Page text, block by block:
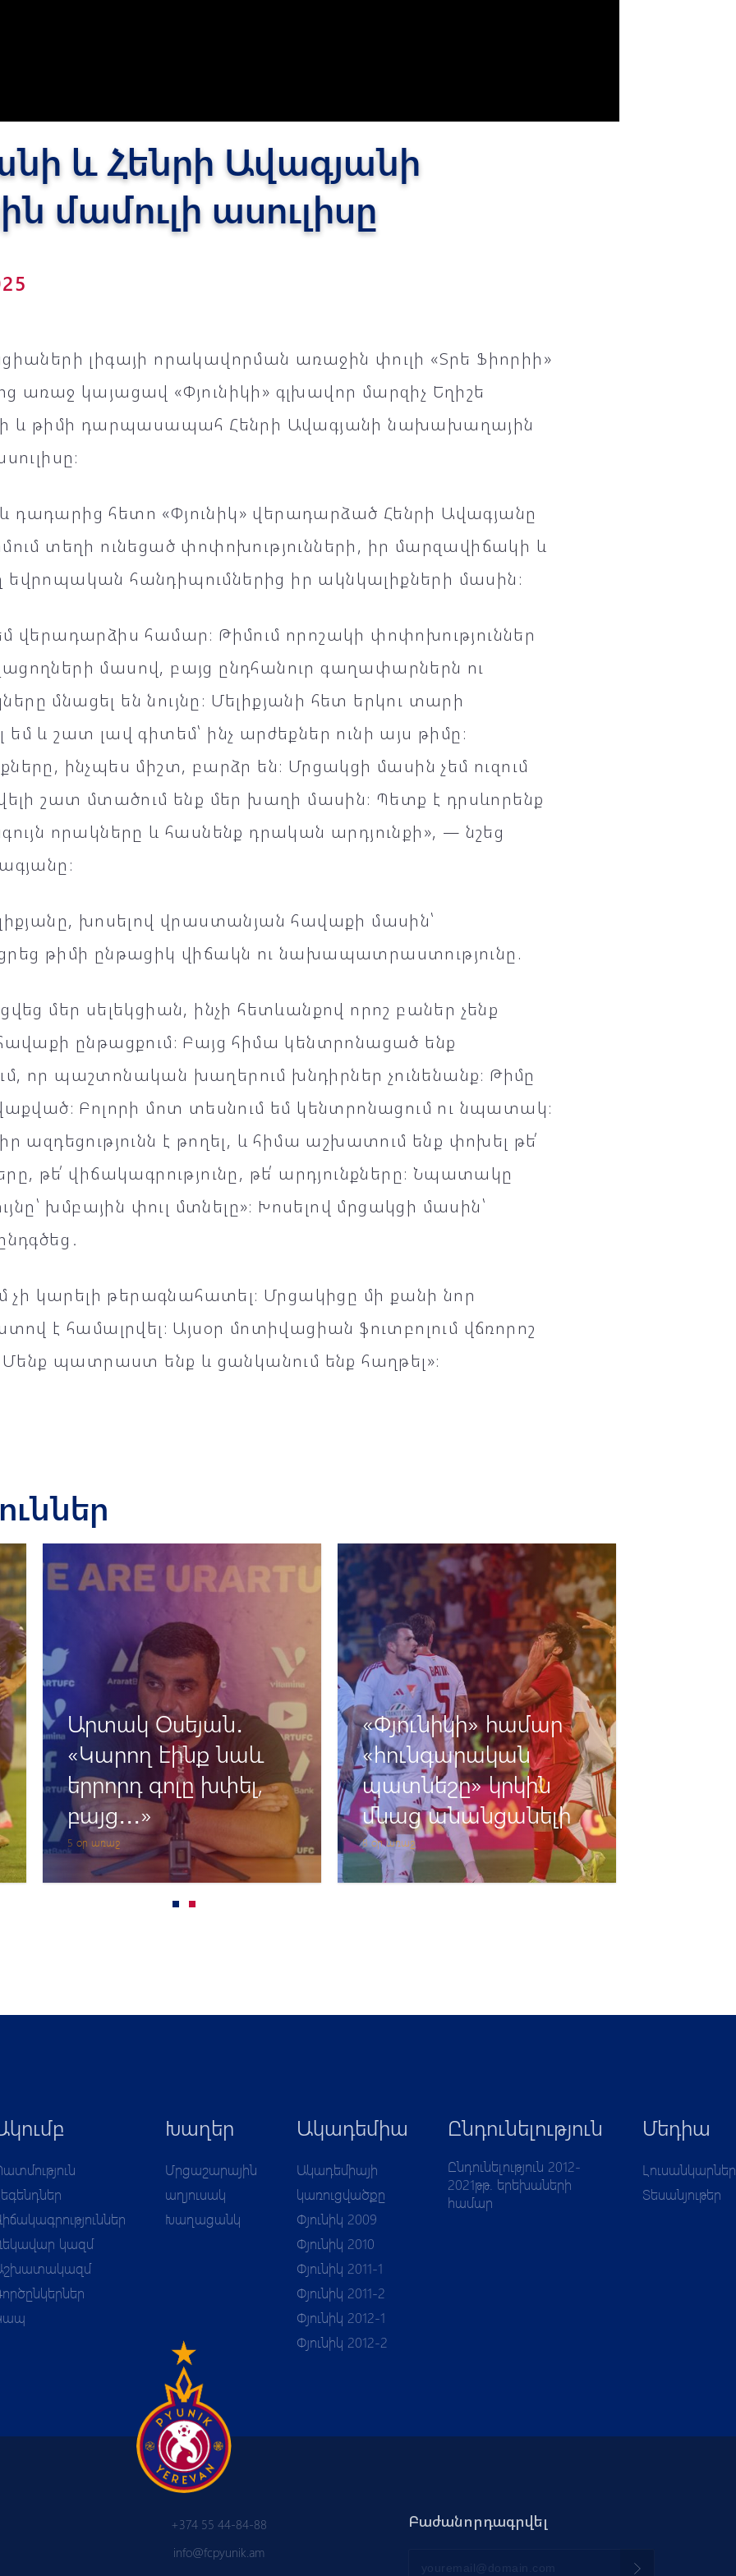
և Հենրի Ավագյանի
մամուլի ասուլիսը
լիգայի որակավորման առաջին փուլի «Տրե Ֆիորիի»
առաջ կայացավ «Փյունիկի» գլխավոր մարզիչ Եղիշե
և թիմի դարպասապահ Հենրի Ավագյանի նախախաղային
հետո «Փյունիկ» վերադարձած Հենրի Ավագյանը
տեղի ունեցած փոփոխությունների, իր մարզավիճակի և
հանդիպումներից իր ակնկալիքների մասին։
վերադարձիս համար։ Թիմում որոշակի փոփոխություններ
մասով, բայց ընդհանուր գաղափարներն ու
մնացել են նույնը։ Մելիքյանի հետ երկու տարի
և շատ լավ գիտեմ՝ ինչ արժեքներ ունի այս թիմը։
ինչպես միշտ, բարձր են։ Մրցակցի մասին չեմ ուզում
շատ մտածում ենք մեր խաղի մասին։ Պետք է դրսևորենք
որակները և հասնենք դրական արդյունքի», — նշեց
խոսելով վրաստանյան հավաքի մասին՝
թիմի ընթացիկ վիճակն ու նախապատրաստությունը.
մեր սելեկցիան, ինչի հետևանքով որոշ բաներ չենք
ընթացքում։ Բայց հիմա կենտրոնացած ենք
որ պաշտոնական խաղերում խնդիրներ չունենանք։ Թիմը
Բոլորի մոտ տեսնում եմ կենտրոնացում ու նպատակ։
ազդեցությունն է թողել, և հիմա աշխատում ենք փոխել թե՛
թե՛ վիճակագրությունը, թե՛ արդյունքները։ Նպատակը
խմբային փուլ մտնելը»։ Խոսելով մրցակցի մասին՝
չի կարելի թերագնահատել։ Մրցակիցը մի քանի նոր
է համալրվել։ Այսօր մոտիվացիան ֆուտբոլում վճռորոշ
Մենք պատրաստ ենք և ցանկանում ենք հաղթել»։
5 օր առաջ
Արտակ Օսեյան․
«Կարող էինք նաև
երրորդ գոլը խփել,
բայց․․․»
8 օր առաջ
«Փյունիկի» համար
«հունգարական
պատնեշը» կրկին
մնաց անանցանելի
կազմ
Խաղեր
Մրցաշարային
աղյուսակ
Խաղացանկ
Ակադեմիա
Ակադեմիայի
կառուցվածքը
Փյունիկ 2009
Փյունիկ 2010
Փյունիկ 2011-1
Փյունիկ 2011-2
Փյունիկ 2012-1
Փյունիկ 2012-2
Ընդունելություն
Ընդունելություն 2012-
2021թթ. երեխաների
համար
Մեդիա
Լուսանկարներ
Տեսանյութեր
+374 55 44-84-88
info@fcpyunik.am
Բաժանորդագրվել